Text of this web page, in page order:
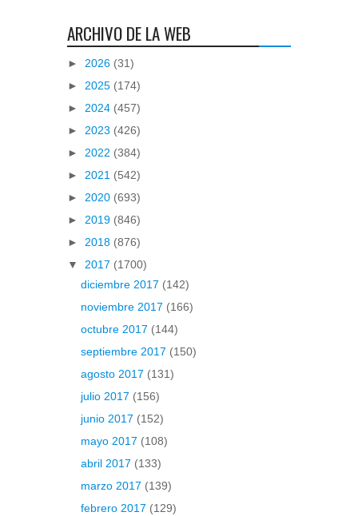
ARCHIVO DE LA WEB
► 2026 (31)
► 2025 (174)
► 2024 (457)
► 2023 (426)
► 2022 (384)
► 2021 (542)
► 2020 (693)
► 2019 (846)
► 2018 (876)
▼ 2017 (1700)
diciembre 2017 (142)
noviembre 2017 (166)
octubre 2017 (144)
septiembre 2017 (150)
agosto 2017 (131)
julio 2017 (156)
junio 2017 (152)
mayo 2017 (108)
abril 2017 (133)
marzo 2017 (139)
febrero 2017 (129)